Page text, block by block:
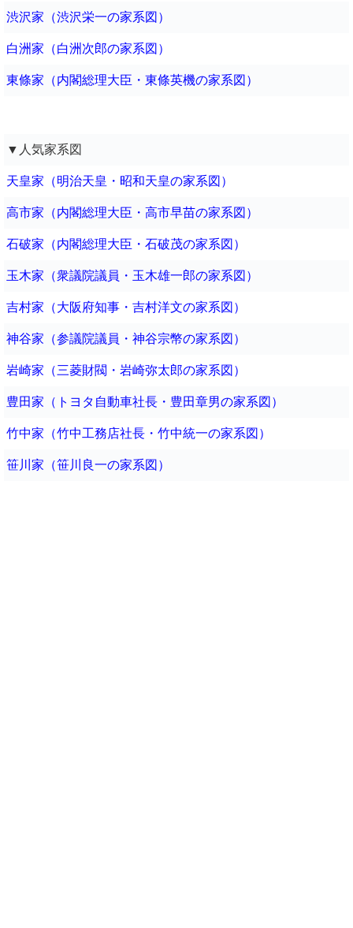
渋沢家（渋沢栄一の家系図）
白洲家（白洲次郎の家系図）
東條家（内閣総理大臣・東條英機の家系図）
▼人気家系図
天皇家（明治天皇・昭和天皇の家系図）
高市家（内閣総理大臣・高市早苗の家系図）
石破家（内閣総理大臣・石破茂の家系図）
玉木家（衆議院議員・玉木雄一郎の家系図）
吉村家（大阪府知事・吉村洋文の家系図）
神谷家（参議院議員・神谷宗幣の家系図）
岩崎家（三菱財閥・岩崎弥太郎の家系図）
豊田家（トヨタ自動車社長・豊田章男の家系図）
竹中家（竹中工務店社長・竹中統一の家系図）
笹川家（笹川良一の家系図）